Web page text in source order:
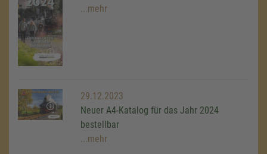
...mehr
29.12.2023
Neuer A4-Katalog für das Jahr 2024
bestellbar
...mehr